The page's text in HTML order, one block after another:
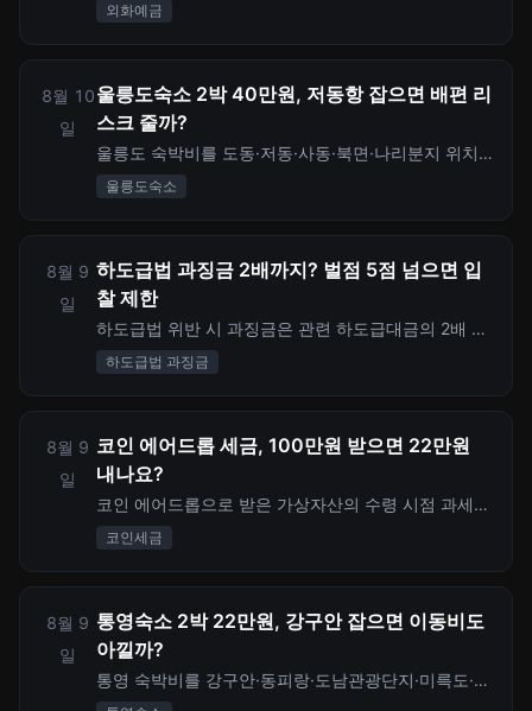
보호 한도를 함께 계산합니다.
외화예금
8월 10
일
울릉도숙소 2박 40만원, 저동항 잡으면 배편 리
스크 줄까?
울릉도 숙박비를 도동·저동·사동·북면·나리분지 위치
별로 비교하고 2박 3일 숙소 예산, 배편 결항 리스크,
숙박세일 페스타 할인까지 계산합니다.
울릉도숙소
8월 9
일
하도급법 과징금 2배까지? 벌점 5점 넘으면 입
찰 제한
하도급법 위반 시 과징금은 관련 하도급대금의 2배 한
도에서 산정됩니다. 벌점 누산 5점 초과 입찰참가자격
제한, 10점 초과 영업정지 요청, 4점 초과 상습법위반
사업자 공표까지 비용 관점으로 정리합니다.
하도급법 과징금
8월 9
일
코인 에어드롭 세금, 100만원 받으면 22만원
내나요?
코인 에어드롭으로 받은 가상자산의 수령 시점 과세
쟁점, 2027년 이후 매도 시 22% 분리과세 계산, 250
만원 기본공제와 증빙 보관법을 정리합니다.
코인세금
8월 9
일
통영숙소 2박 22만원, 강구안 잡으면 이동비도
아낄까?
통영 숙박비를 강구안·동피랑·도남관광단지·미륵도·섬
여행 동선별로 비교하고 2박 3일 숙소 예산과 숨은 이